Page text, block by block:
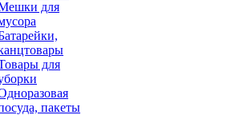
для
для
пакеты